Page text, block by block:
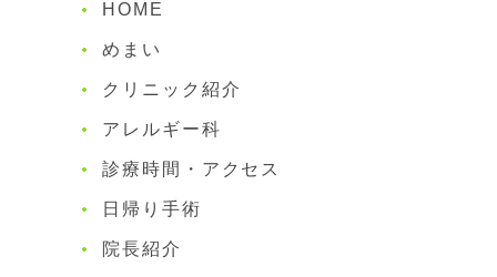
HOME
めまい
クリニック紹介
アレルギー科
診療時間・アクセス
日帰り手術
院長紹介